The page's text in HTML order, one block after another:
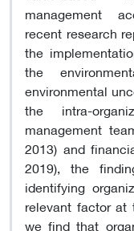
management
recent research
the
the
environmental
the intra-
management
2013) and
2019), the
identifying
relevant factor at
we find that